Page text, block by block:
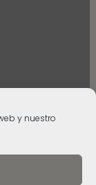
y nuestro